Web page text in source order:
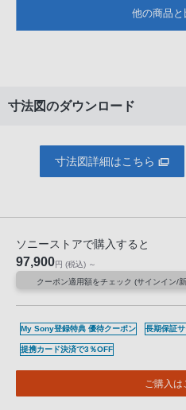
他の商品と
寸法図のダウンロード
寸法図詳細はこちら
ソニーストアで購入すると
97,900円 (税込) ～
クーポン適用額をチェック (サインイン/
My Sony登録特典 優待クーポン 長期保証
提携カード決済で3％OFF
ご購入は